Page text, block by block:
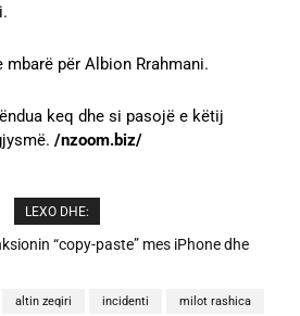
për Albion Rrahmani.
keq dhe si pasojë e këtij
/nzoom.biz/
LEXO DHE:
“copy-paste” mes iPhone dhe
Georgina martohen këtë të shtunë,
altin zeqiri incidenti milot rashica